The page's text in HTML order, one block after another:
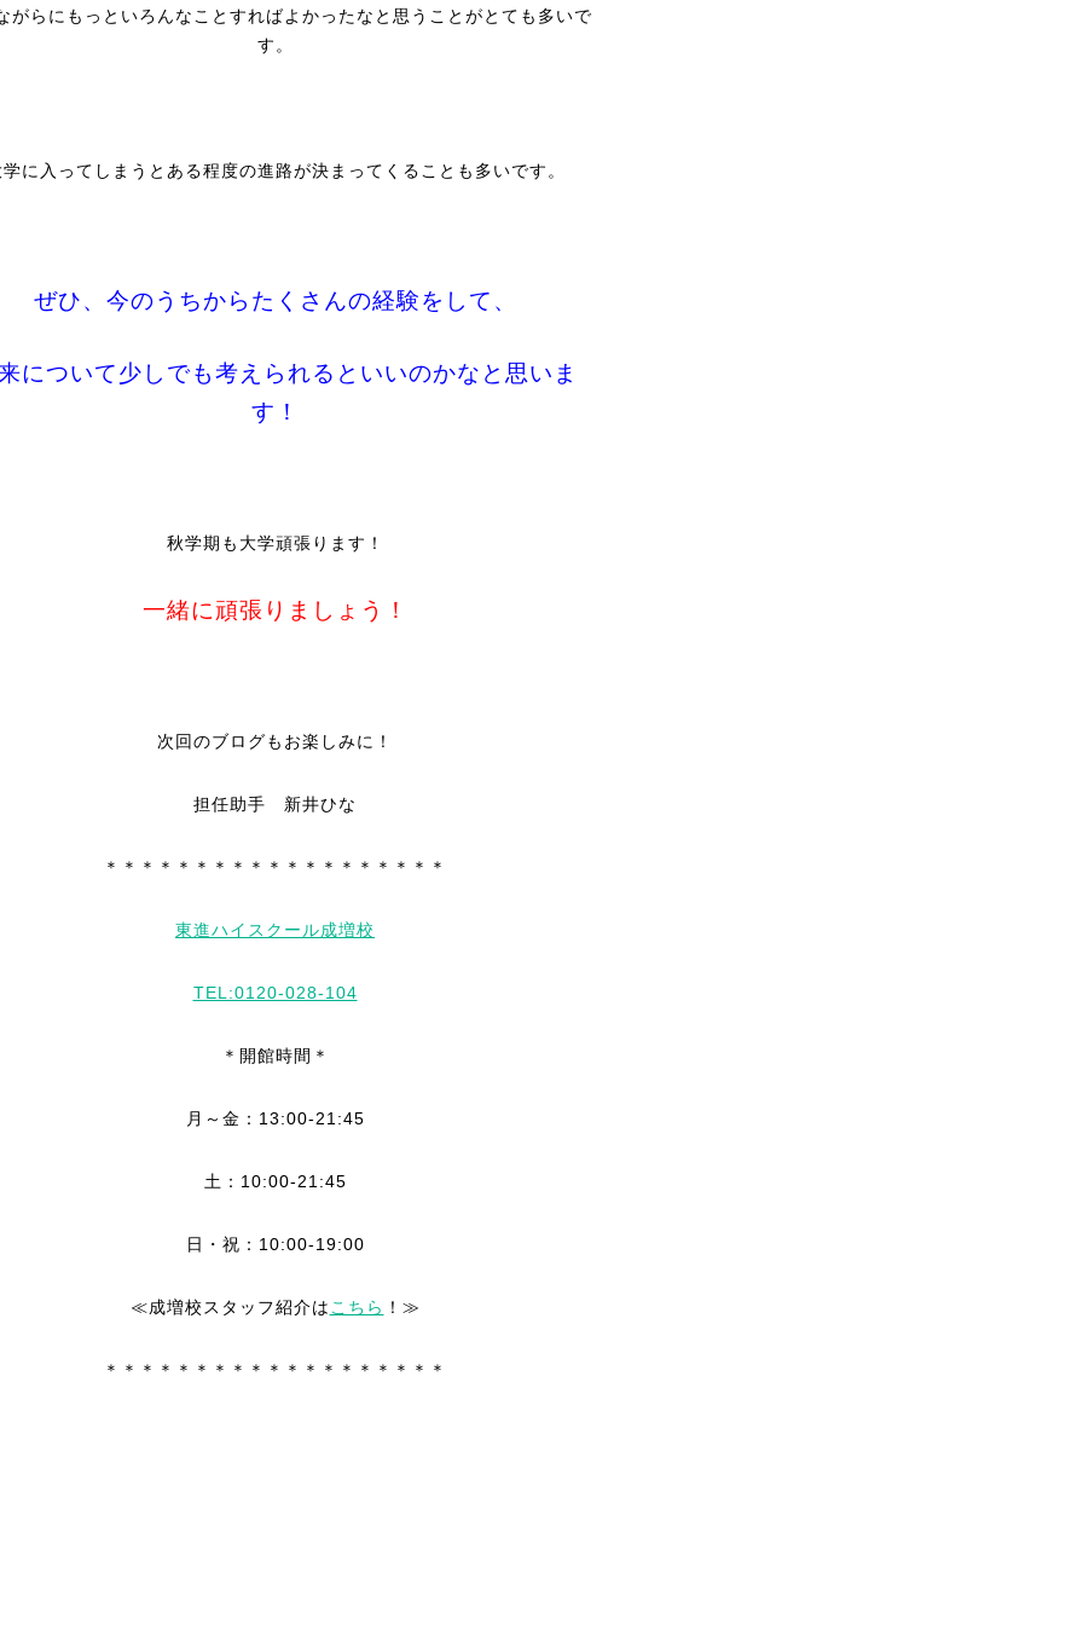
がらにもっといろんなことすればよかったなと思うことがとても多いで
す。
に入ってしまうとある程度の進路が決まってくることも多いです。
ぜひ、今のうちからたくさんの経験をして、
について少しでも考えられるといいのかなと思いま
す！
秋学期も大学頑張ります！
一緒に頑張りましょう！
次回のブログもお楽しみに！
担任助手 新井ひな
＊＊＊＊＊＊＊＊＊＊＊＊＊＊＊＊＊＊＊
東進ハイスクール成増校
TEL:0120-028-104
＊開館時間＊
月～金：13:00-21:45
土：10:00-21:45
日・祝：10:00-19:00
≪成増校スタッフ紹介は こちら ！≫
＊＊＊＊＊＊＊＊＊＊＊＊＊＊＊＊＊＊＊